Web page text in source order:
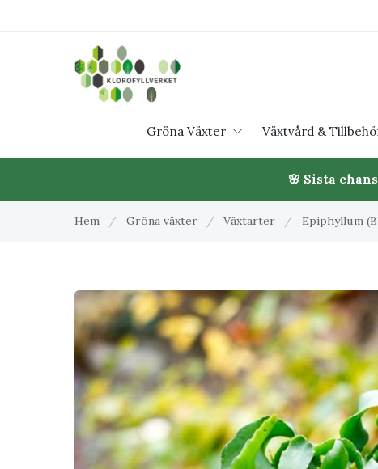
Gröna Växter Växtvård &
🌸 Sista
Hem / Gröna växter / Växtarter / Epiphyllum